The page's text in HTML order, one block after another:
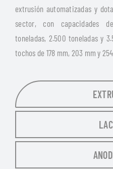
extrusión automatizadas y
sector, con capacidades
toneladas, 2.500 toneladas y
tochos de 178 mm, 203 mm y